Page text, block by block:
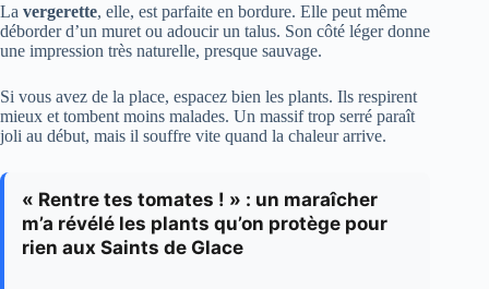
La vergerette, elle, est parfaite en bordure. Elle peut même
déborder d’un muret ou adoucir un talus. Son côté léger donne
une impression très naturelle, presque sauvage.
Si vous avez de la place, espacez bien les plants. Ils respirent
mieux et tombent moins malades. Un massif trop serré paraît
joli au début, mais il souffre vite quand la chaleur arrive.
« Rentre tes tomates ! » : un maraîcher
m’a révélé les plants qu’on protège pour
rien aux Saints de Glace